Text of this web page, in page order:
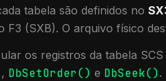
tabela são definidos no
F3 (SXB). O arquivo físico
os registros da tabela SCS
, DbSetOrder() e DbSeek().